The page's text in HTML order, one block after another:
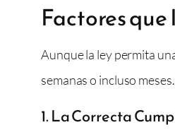
Factores
Aunque la ley permita
semanas o incluso
1. La Correcta